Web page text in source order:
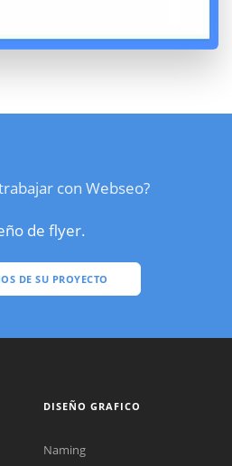
con Webseo?
de flyer.
DE SU PROYECTO
DISEÑO GRAFICO
Naming